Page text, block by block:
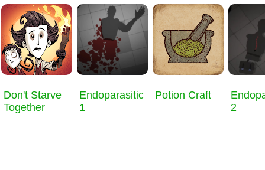
Don't Starve
Together
Endoparasitic
1
Potion Craft
2